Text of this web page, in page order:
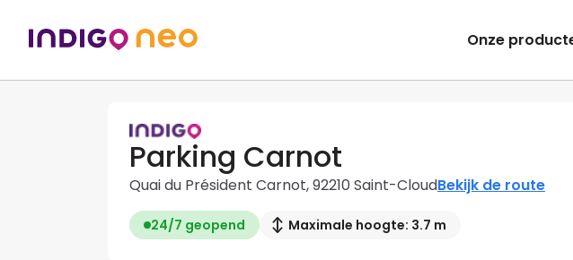
Onze
Parking Carnot
Quai du Président Carnot, 92210 Saint-CloudBekijk de route
24/7 geopend Maximale hoogte: 3.7 m